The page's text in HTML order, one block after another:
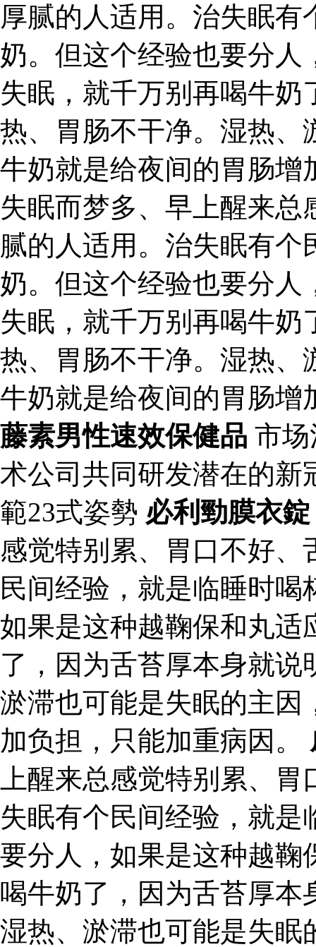
厚腻的人适用。治失眠
奶。但这个经验也要分人
失眠，就千万别再喝牛
热、胃肠不干净。湿热、
牛奶就是给夜间的胃肠增
失眠而梦多、早上醒来
腻的人适用。治失眠有
奶。但这个经验也要分人
失眠，就千万别再喝牛
热、胃肠不干净。湿热、
牛奶就是给夜间的胃肠
藤素男性速效保健品 市
术公司共同研发潜在的
範23式姿勢 必利勁膜衣錠
感觉特别累、胃口不好、
民间经验，就是临睡时
如果是这种越鞠保和丸适
了，因为舌苔厚本身就
淤滞也可能是失眠的主因
加负担，只能加重病因。
上醒来总感觉特别累、
失眠有个民间经验，就
要分人，如果是这种越鞠
喝牛奶了，因为舌苔厚本
湿热、淤滞也可能是失眠